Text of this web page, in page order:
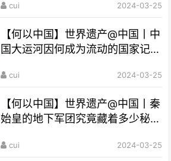
cui 2024-03-25
【何以中国】世界遗产@中国丨中
国大运河因何成为流动的国家记
cui 2024-03-25
【何以中国】世界遗产@中国丨秦
始皇的地下军团究竟藏着多少秘
cui 2024-03-25